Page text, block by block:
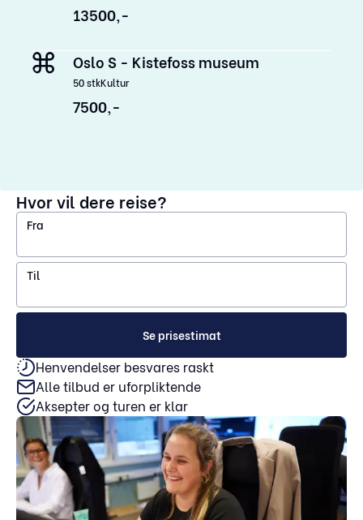
13500,-
Oslo S - Kistefoss museum
50stkKultur
7500,-
Hvor vil dere reise?
Fra
Til
Se prisestimat
Henvendelser besvares raskt
Alle tilbud er uforpliktende
Aksepter og turen er klar